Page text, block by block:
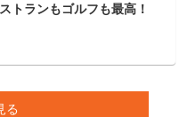
トランもゴルフも最高！
る